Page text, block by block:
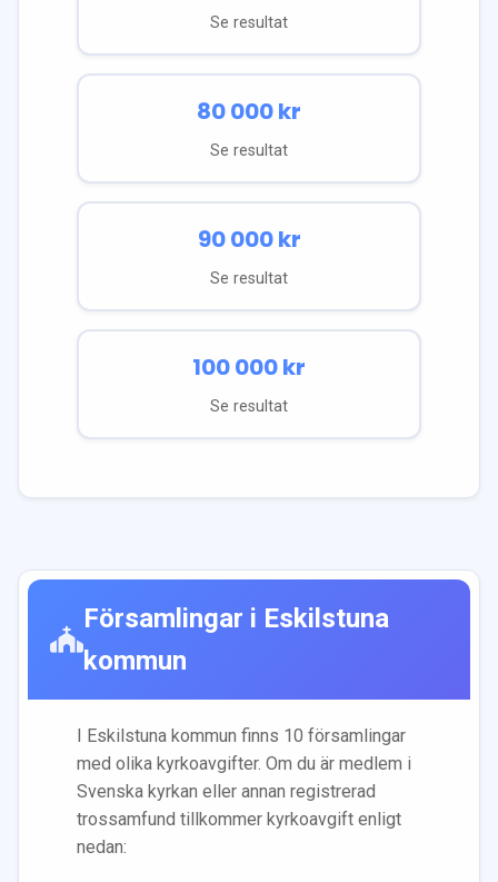
Se resultat
80 000kr
Se resultat
90 000kr
Se resultat
100 000kr
Se resultat
Församlingar i Eskilstuna
kommun
I Eskilstuna kommun finns 10 församlingar
med olika kyrkoavgifter. Om du är medlem i
Svenska kyrkan eller annan registrerad
trossamfund tillkommer kyrkoavgift enligt
nedan: